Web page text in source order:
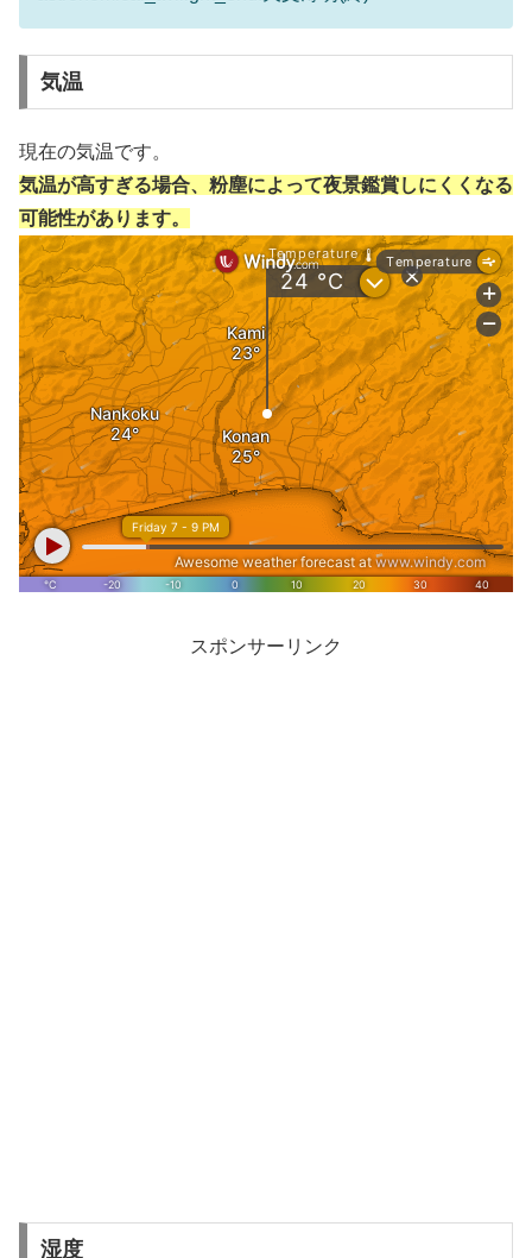
気温
現在の気温です。
気温が高すぎる場合、粉塵によって夜景鑑賞しにくくなる
可能性があります。
スポンサーリンク
湿度